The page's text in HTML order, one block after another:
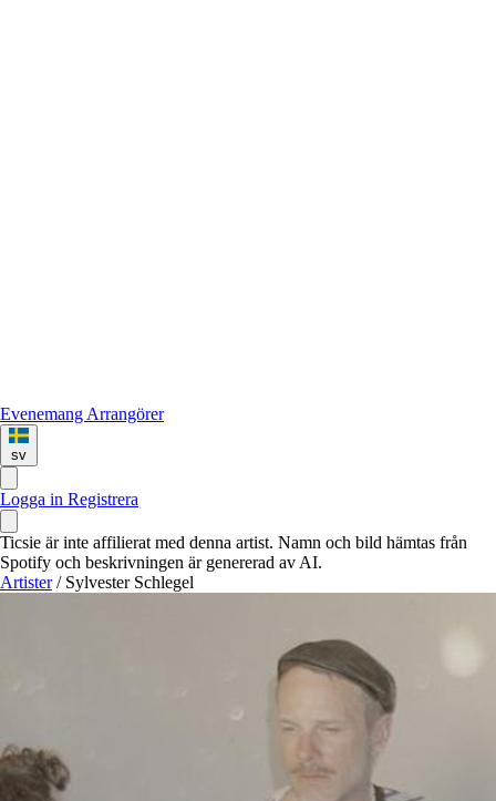
Evenemang Arrangörer
sv
Logga in Registrera
Ticsie är inte affilierat med denna artist. Namn och bild hämtas från
Spotify och beskrivningen är genererad av AI.
Artister / Sylvester Schlegel